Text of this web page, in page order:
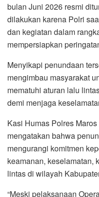
bulan Juni 2026 resmi
dilakukan karena Polri
dan kegiatan dalam
mempersiapkan
Menyikapi penundaan
mengimbau masyarakat
mematuhi aturan lalu
demi menjaga
Kasi Humas Polres
mengatakan bahwa
mengurangi komitmen
keamanan, keselamatan,
lintas di wilayah
“Meski pelaksanaan